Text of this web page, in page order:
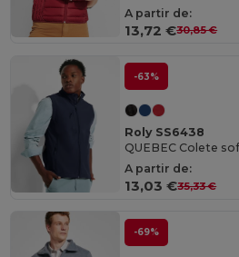
A partir de:
13,72 €30,85 €
-63%
Roly SS6438
A partir de:
13,03 €35,33 €
-69%